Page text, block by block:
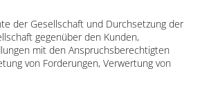
der Gesellschaft und Durchsetzung der
gegenüber den Kunden,
mit den Anspruchsberechtigten
von Forderungen, Verwertung von